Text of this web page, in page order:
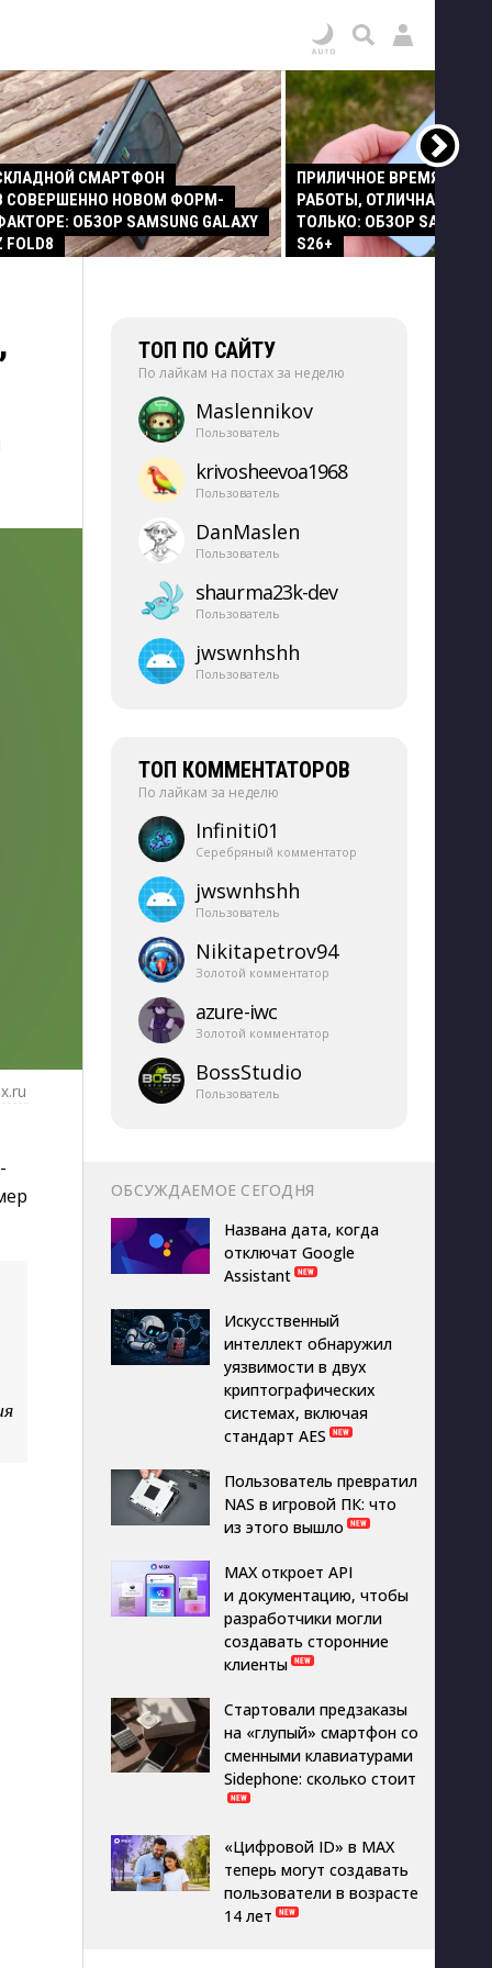
СМАРТФОН
СОВЕРШЕННО НОВОМ ФОРМ-
ОБЗОР SAMSUNG GALAXY
FOLD8
ПРИЛИЧНОЕ ВРЕМЯ
РАБОТЫ, ОТЛИЧНАЯ
ТОЛЬКО: ОБЗОР SAMSUNG
S26+
ТОП ПО САЙТУ
По лайкам на постах за неделю
Maslennikov
Пользователь
krivosheevoa1968
Пользователь
DanMaslen
Пользователь
shaurma23k-​dev
Пользователь
jwswnhshh
Пользователь
ТОП КОММЕНТАТОРОВ
По лайкам за неделю
Infiniti01
Серебряный комментатор
jwswnhshh
Пользователь
Nikitapetrov94
Золотой комментатор
azure-​iwc
Золотой комментатор
BossStudio
Пользователь
ОБСУЖДАЕМОЕ СЕГОДНЯ
Названа дата, когда
отключат Google
Assistant
Искусственный
интеллект обнаружил
уязвимости в двух
криптографических
системах, включая
стандарт AES
Пользователь превратил
NAS в игровой ПК: что
из этого вышло
MAX откроет API
и документацию, чтобы
разработчики могли
создавать сторонние
клиенты
Стартовали предзаказы
на «глупый» смартфон со
сменными клавиатурами
Sidephone: сколько стоит
«Цифровой ID» в MAX
теперь могут создавать
пользователи в возрасте
14 лет